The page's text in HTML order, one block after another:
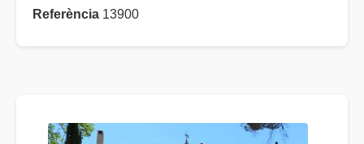
Referència 13900